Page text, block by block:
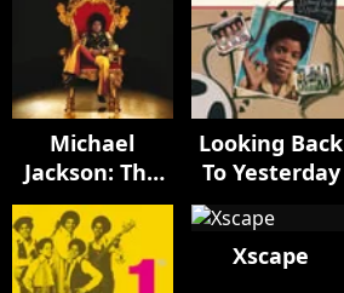
Michael
Jackson: The
Complete
Remix Suite
Looking Back
To Yesterday
Xscape